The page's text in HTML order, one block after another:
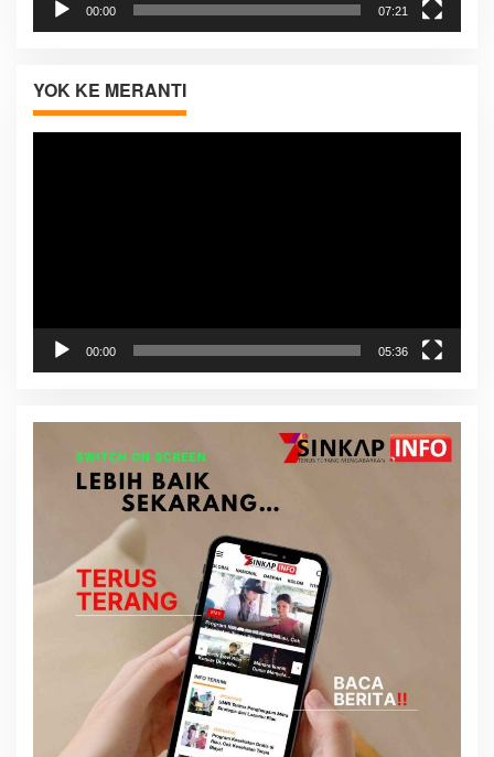
00:00 07:21
YOK KE MERANTI
00:00 05:36